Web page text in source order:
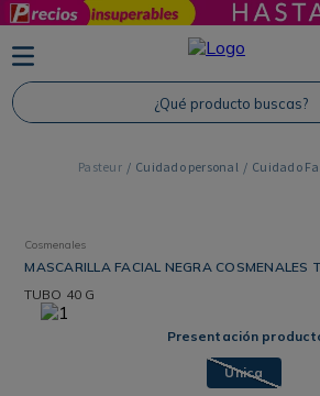
¿Qué producto buscas?
Cuidado personal Cuidado
Cosmenales
MASCARILLA FACIAL NEGRA COSMENALES
TUBO 40 G
Presentación
Única
TÉRMINOS MÁS BUSCADOS
1. Protector Solar
2. Shampoo
Proteina